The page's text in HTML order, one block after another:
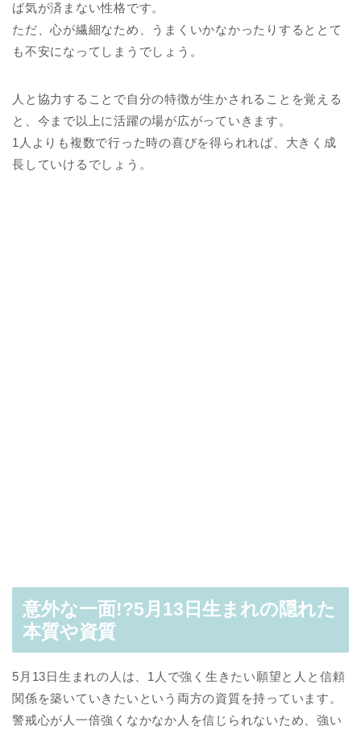
ば気が済まない性格です。
ただ、心が繊細なため、うまくいかなかったりするととて
も不安になってしまうでしょう。
人と協力することで自分の特徴が生かされることを覚える
と、今まで以上に活躍の場が広がっていきます。
1人よりも複数で行った時の喜びを得られれば、大きく成
長していけるでしょう。
意外な一面!?5月13日生まれの隠れた
本質や資質
5月13日生まれの人は、1人で強く生きたい願望と人と信頼
関係を築いていきたいという両方の資質を持っています。
警戒心が人一倍強くなかなか人を信じられないため、強い